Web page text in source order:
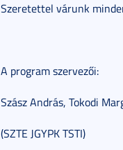
Szeretettel várunk
A program szervezői:
Szász András, Tokodi
(SZTE JGYPK TSTI)